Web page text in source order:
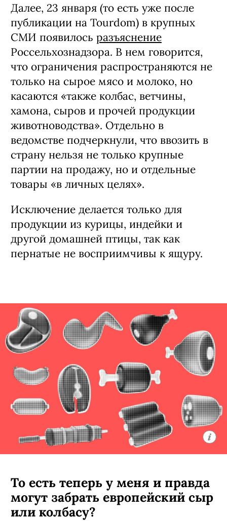
Далее, 23 января (то есть уже после
публикации на Tourdom) в крупных
СМИ появилось разъяснение
Россельхознадзора. В нем говорится,
что ограничения распространяются не
только на сырое мясо и молоко, но
касаются «также колбас, ветчины,
хамона, сыров и прочей продукции
животноводства». Отдельно в
ведомстве подчеркнули, что ввозить в
страну нельзя не только крупные
партии на продажу, но и отдельные
товары «в личных целях».
Исключение делается только для
продукции из курицы, индейки и
другой домашней птицы, так как
пернатые не восприимчивы к ящуру.
То есть теперь у меня и правда
могут забрать европейский сыр
или колбасу?